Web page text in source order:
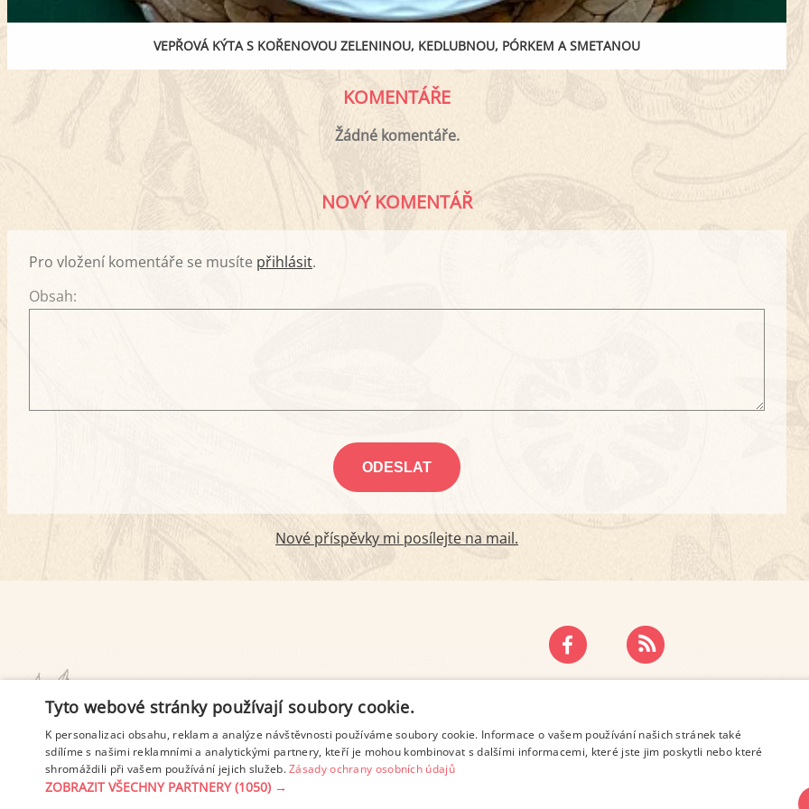
VEPŘOVÁ KÝTA S KOŘENOVOU ZELENINOU, KEDLUBNOU, PÓRKEM A SMETANOU
KOMENTÁŘE
Žádné komentáře.
NOVÝ KOMENTÁŘ
Pro vložení komentáře se musíte přihlásit.
Obsah:
Nové příspěvky mi posílejte na mail.
PODMÍNKY UŽITÍ ZÁSADY OCHRANY OSOBNÍCH ÚDAJŮ
Tyto webové stránky používají soubory cookie.
K personalizaci obsahu, reklam a analýze návštěvnosti používáme soubory cookie. Informace o vašem používání našich stránek také
sdílíme s našimi reklamními a analytickými partnery, kteří je mohou kombinovat s dalšími informacemi, které jste jim poskytli nebo které
shromáždili při vašem používání jejich služeb.Zásady ochrany osobních údajů
ZOBRAZIT VŠECHNY PARTNERY(1050) →